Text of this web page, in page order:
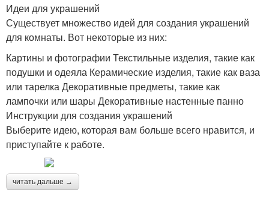
Идеи для украшений
Существует множество идей для создания украшений
для комнаты. Вот некоторые из них:
Картины и фотографии Текстильные изделия, такие как
подушки и одеяла Керамические изделия, такие как ваза
или тарелка Декоративные предметы, такие как
лампочки или шары Декоративные настенные панно
Инструкции для создания украшений
Выберите идею, которая вам больше всего нравится, и
приступайте к работе.
читать дальше →